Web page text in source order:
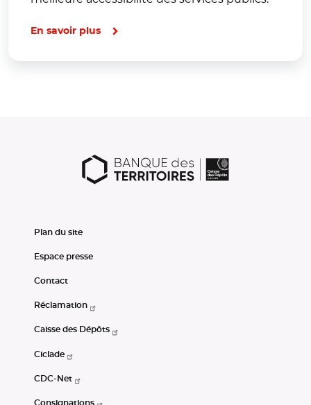
En savoir plus
Plan du site
Espace presse
Contact
Réclamation
Caisse des Dépôts
Ciclade
CDC-Net
Consignations